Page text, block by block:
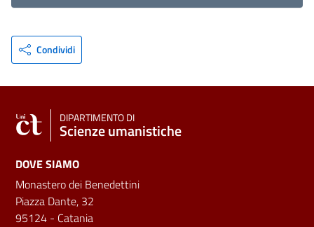
Condividi
DIPARTIMENTO DI
Scienze umanistiche
DOVE SIAMO
Monastero dei Benedettini
Piazza Dante, 32
95124 - Catania